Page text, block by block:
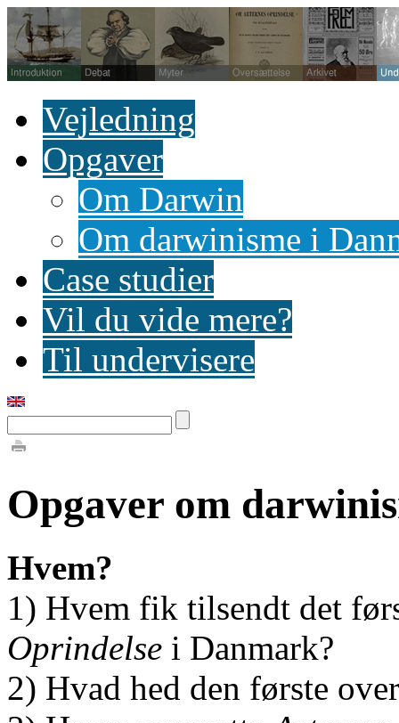
Vejledning
Opgaver
Om Darwin
Om darwinisme i
Case studier
Vil du vide mere?
Til undervisere
Opgaver om
Hvem?
1) Hvem fik tilsendt det
Oprindelse i Danmark?
2) Hvad hed den første